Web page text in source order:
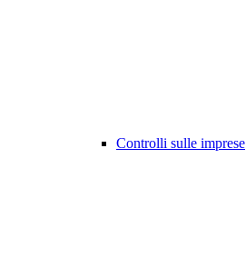
Controlli sulle imprese